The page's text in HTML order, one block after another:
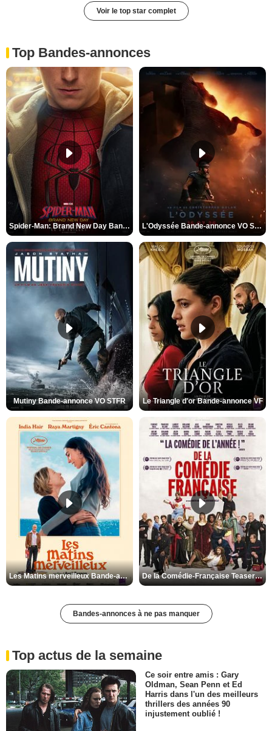
Voir le top star complet
Top Bandes-annonces
Spider-Man: Brand New Day Bande-annonce VO STFR L'Odyssée Bande-annonce VO STFR
Mutiny Bande-annonce VO STFR Le Triangle d'or Bande-annonce VF
Les Matins merveilleux Bande-annonce VF De la Comédie-Française Teaser VF
Bandes-annonces à ne pas manquer
Top actus de la semaine
Ce soir entre amis : Gary
Oldman, Sean Penn et Ed
Harris dans l'un des meilleurs
thrillers des années 90
injustement oublié !